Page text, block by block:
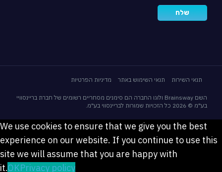
תנאי השירות תנאי השימוש באתר מדיניות הפרטיות
השם Brainsway ולוגו החברה הם סימנים מסחריים רשומים של חברת בריינסוויי
בע"מ © 2026 כל הזכויות שמורות לבריינסווי בע"מ.
We use cookies to ensure that we give you the best
experience on our website. If you continue to use this
site we will assume that you are happy with
it.OKPrivacy policy